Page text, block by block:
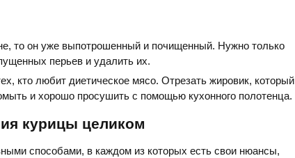
то он уже выпотрошенный и почищенный. Нужно только
перьев и удалить их.
кто любит диетическое мясо. Отрезать жировик, который
и хорошо просушить с помощью кухонного полотенца.
курицы целиком
способами, в каждом из которых есть свои нюансы,